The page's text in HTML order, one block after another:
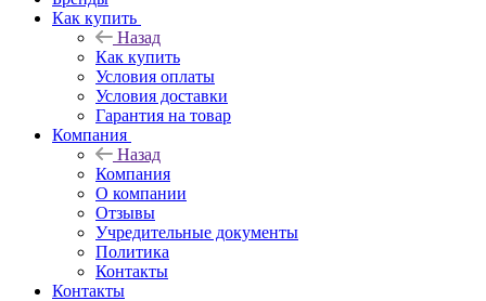
Как купить
Назад
Как купить
Условия оплаты
Условия доставки
Гарантия на товар
Компания
Назад
Компания
О компании
Отзывы
Учредительные документы
Политика
Контакты
Контакты